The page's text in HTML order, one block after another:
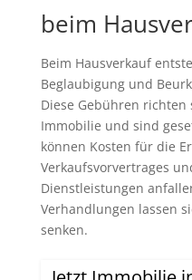
beim
Beim Hausverkauf
Beglaubigung und
Diese Gebühren
Immobilie und sind
können Kosten für die
Verkaufsvorvertrages
Dienstleistungen
Verhandlungen lassen
senken.